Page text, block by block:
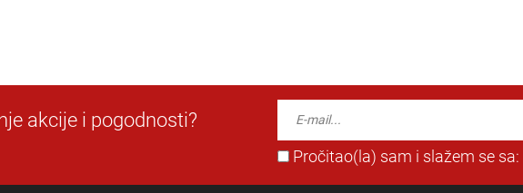
akcije i pogodnosti?
Pročitao(la) sam i slažem se sa: